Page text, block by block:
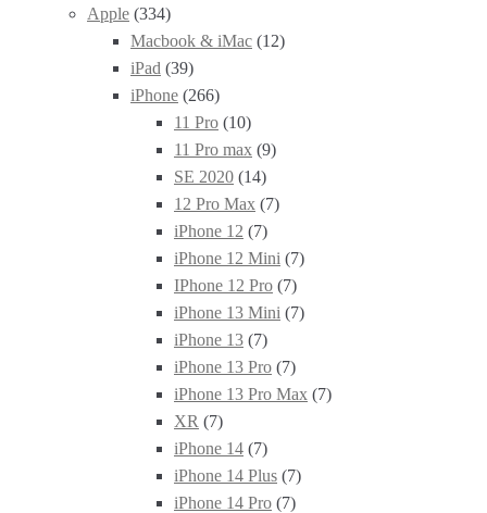
Apple (334)
Macbook & iMac (12)
iPad (39)
iPhone (266)
11 Pro (10)
11 Pro max (9)
SE 2020 (14)
12 Pro Max (7)
iPhone 12 (7)
iPhone 12 Mini (7)
IPhone 12 Pro (7)
iPhone 13 Mini (7)
iPhone 13 (7)
iPhone 13 Pro (7)
iPhone 13 Pro Max (7)
XR (7)
iPhone 14 (7)
iPhone 14 Plus (7)
iPhone 14 Pro (7)